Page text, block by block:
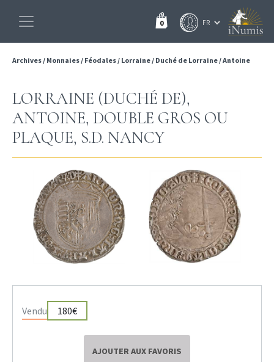
0
Archives/ Monnaies/ Féodales/ Lorraine/ Duché de Lorraine/Antoine
LORRAINE (DUCHÉ DE),
ANTOINE, DOUBLE GROS OU
PLAQUE, S.D. NANCY
Vendu 180€
AJOUTER AUX FAVORIS